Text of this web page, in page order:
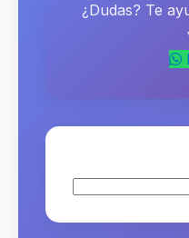
¿Dudas? Te